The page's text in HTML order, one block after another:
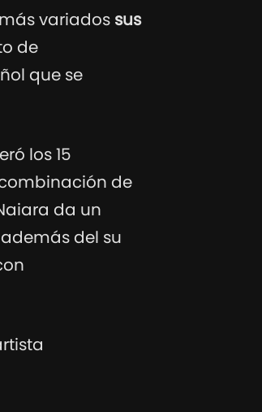
variados sus
de
que se
los 15
de
da un
del su